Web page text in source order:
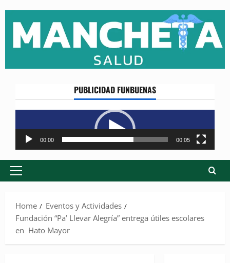
content
PUBLICIDAD FUNBUENAS
Reproductor
de
vídeo
00:00 00:05
Primary
Home
Eventos y Actividades
Fundación “Pa’ Llevar Alegría” entrega útiles escolares
en Hato Mayor